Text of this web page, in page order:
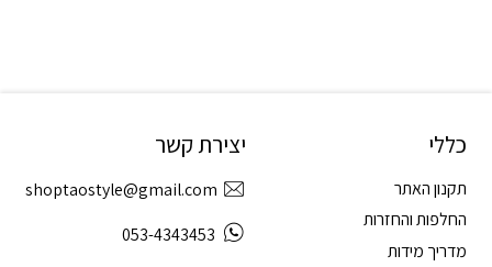
כללי
תקנון האתר
החלפות והחזרות
מדריך מידות
יצירת קשר
shoptaostyle@gmail.com
053-4343453